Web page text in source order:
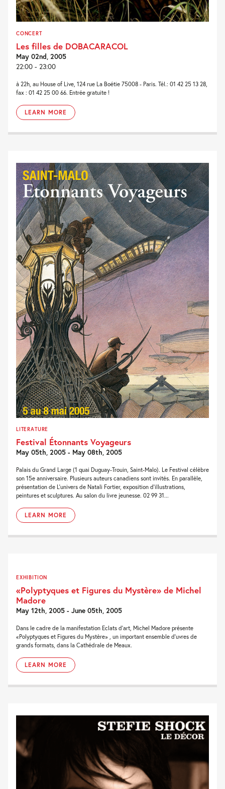
CONCERT
Les filles de DOBACARACOL
May 02nd, 2005
22:00 - 23:00
à 22h, au House of Live, 124 rue La Boétie 75008 - Paris. Tél.: 01 42 25 13 28,
fax : 01 42 25 00 66. Entrée gratuite !
LEARN MORE
LITERATURE
Festival Étonnants Voyageurs
May 05th, 2005 - May 08th, 2005
Palais du Grand Large (1 quai Duguay-Trouin, Saint-Malo). Le Festival célèbre
son 15e anniversaire. Plusieurs auteurs canadiens sont invités. En parallèle,
présentation de L'univers de Natali Fortier, exposition d'illustrations,
peintures et sculptures. Au salon du livre jeunesse. 02 99 31...
LEARN MORE
EXHIBITION
«Polyptyques et Figures du Mystère» de Michel
Madore
May 12th, 2005 - June 05th, 2005
Dans le cadre de la manifestation Eclats d'art, Michel Madore présente
«Polyptyques et Figures du Mystère» , un important ensemble d'uvres de
grands formats, dans la Cathédrale de Meaux.
LEARN MORE